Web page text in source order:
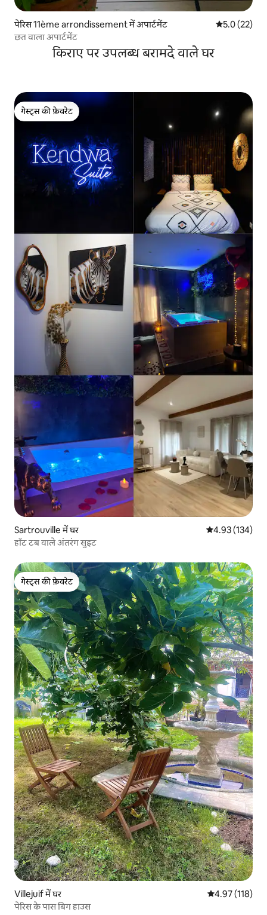
पेरिस 11ème arrondissement में अपार्टमेंट औसत रेटिंग 5
5.0 (22)
छत वाला अपार्टमेंट
किराए पर उपलब्ध बरामदे वाले घर
गेस्ट्स की फ़ेवरेट
गेस्ट्स की फ़ेवरेट
Sartrouville में घर औसत रेटिंग 5 में से
4.93 (134)
हॉट टब वाले अंतरंग सुइट
गेस्ट्स की फ़ेवरेट
गेस्ट्स की फ़ेवरेट
Villejuif में घर औसत रेटिंग 5 में से
4.97 (118)
पेरिस के पास बिग हाउस